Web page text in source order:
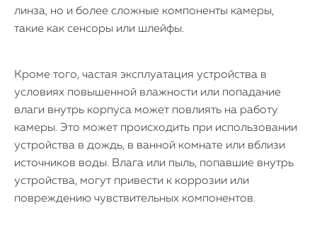
линза, но и более сложные компоненты камеры,
такие как сенсоры или шлейфы.
Кроме того, частая эксплуатация устройства в
условиях повышенной влажности или попадание
влаги внутрь корпуса может повлиять на работу
камеры. Это может происходить при использовании
устройства в дождь, в ванной комнате или вблизи
источников воды. Влага или пыль, попавшие внутрь
устройства, могут привести к коррозии или
повреждению чувствительных компонентов.